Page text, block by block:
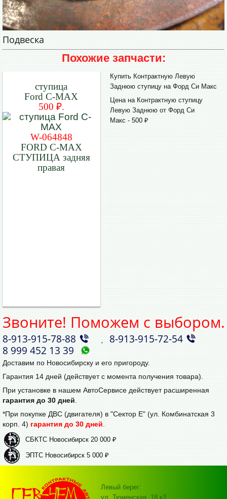
Подвеска
Похожие запчасти:
ступица
Ford C-MAX
500 ₽.
W-064848
FORD C-MAX
СТУПИЦА задняя
правая
Купить Контрактную Левую
Заднюю ступицу на Форд Си Макс
Цена на Контрактную ступицу
Левую Заднюю от Форд Си
Макс - 500 ₽
Звоните! Поможем с выбором.
8‑913‑915‑78‑88 ,8‑913‑915‑72‑54
8 999 452 13 39
Доставим по Новосибирску и его пригороду.
Гарантия 14 дней (действует с момента получения товара).
При установке в нашем АвтоСервисе действует расширенная
гарантия до 30 дней.
*При покупке ДВС (двигателя) в "Сектор Е" (ул. Комбинатская 3
корп. 4)гарантия до 30 дней.
СБКТС Новосибирск 20 000 ₽
ЭПТС Новосибирск 5 000 ₽
Левый берег:
ул. Тюменская, 18 к3